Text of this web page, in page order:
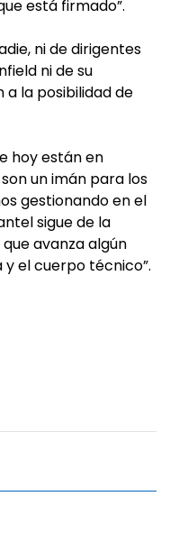
está firmado”.
ni de dirigentes
ni de su
la posibilidad de
hoy están en
un imán para los
gestionando en el
sigue de la
avanza algún
el cuerpo técnico”.